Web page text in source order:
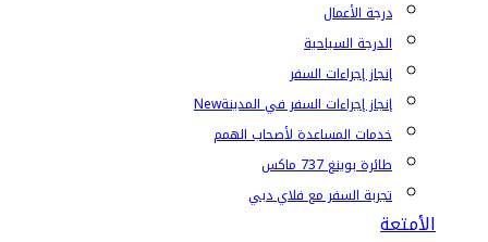
درجة الأعمال
الدرجة السياحية
إنجاز إجراءات السفر
إنجاز إجراءات السفر في المدينةNew
خدمات المساعدة لأصحاب الهمم
طائرة بوينغ 737 ماكس
تجربة السفر مع فلاي دبي
الأمتعة